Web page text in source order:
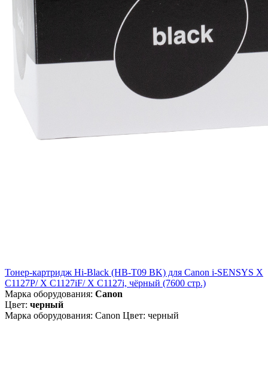
Тонер-картридж Hi-Black (HB-T09 BK) для Canon i-SENSYS X
C1127P/ X C1127iF/ X C1127i, чёрный (7600 стр.)
Марка оборудования: Canon
Цвет: черный
Марка оборудования: Canon Цвет: черный